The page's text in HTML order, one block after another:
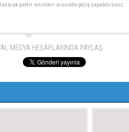
galeri resimleri arasında geçiş yapabilirsiniz.
MEDYA HESAPLARINDA PAYLAŞ